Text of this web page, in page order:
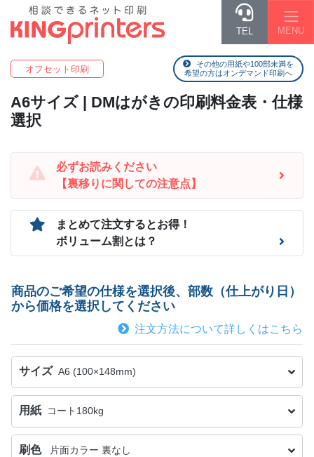
TEL MENU
オフセット印刷
A6サイズ | DMはがきの印刷料金表・仕様
選択
その他の用紙や100部未満を
希望の方はオンデマンド印刷へ
必ずお読みください
【裏移りに関しての注意点】
まとめて注文するとお得！
ボリューム割とは？
商品のご希望の仕様を選択後、部数（仕上がり日）
から価格を選択してください
注文方法について詳しくはこちら
サイズ A6 (100×148mm)
用紙 コート180kg
刷色 片面カラー 裏なし